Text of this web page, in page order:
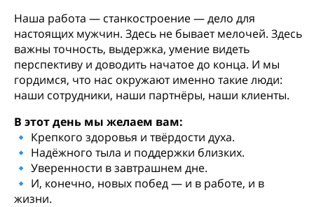
Наша работа — станкостроение — дело для
настоящих мужчин. Здесь не бывает мелочей. Здесь
важны точность, выдержка, умение видеть
перспективу и доводить начатое до конца. И мы
гордимся, что нас окружают именно такие люди:
наши сотрудники, наши партнёры, наши клиенты.
В этот день мы желаем вам:
🔹 Крепкого здоровья и твёрдости духа.
🔹 Надёжного тыла и поддержки близких.
🔹 Уверенности в завтрашнем дне.
🔹 И, конечно, новых побед — и в работе, и в
жизни.